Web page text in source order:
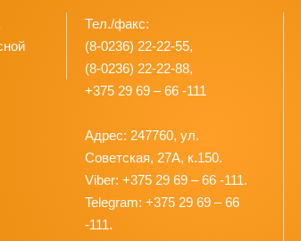
Тел./факс:
(8-0236) 22-22-55,
(8-0236) 22-22-88,
+375 29 69 – 66 -111
Адрес: 247760, ул.
Советская, 27А, к.150.
Viber: +375 29 69 – 66 -111.
Telegram: +375 29 69 – 66
-111.